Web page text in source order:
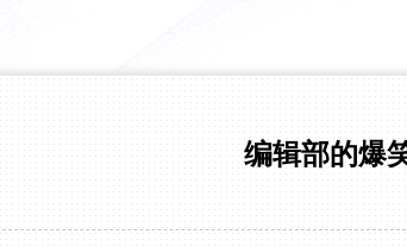
编辑部的爆